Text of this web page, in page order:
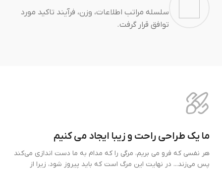
سلسله مراتب اطلاعات، وزن، فرآیند تاکید مورد
توافق قرار گرفت.
ما یک طراحی راحت و زیبا ایجاد می کنیم
هر نفسی که فرو می‌ بریم، مرگی را که مدام به ما دست‌ اندازی می‌کند
پس می‌زند... در نهایت این مرگ است که باید پیروز شود، زیرا از